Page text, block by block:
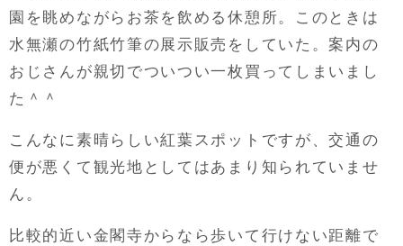
園を眺めながらお茶を飲める休憩所。このときは
水無瀬の竹紙竹筆の展示販売をしていた。案内の
おじさんが親切でついつい一枚買ってしまいまし
た＾＾
こんなに素晴らしい紅葉スポットですが、交通の
便が悪くて観光地としてはあまり知られていませ
ん。
比較的近い金閣寺からなら歩いて行けない距離で